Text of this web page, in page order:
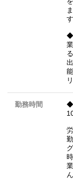
◆
勤務時間
◆